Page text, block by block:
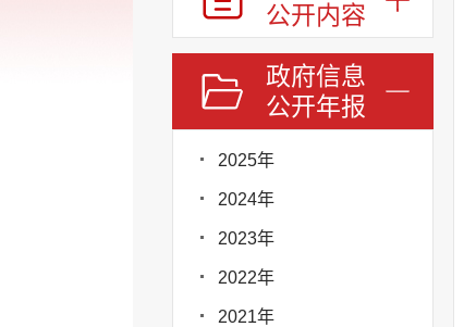
公开内容
政府信息
公开年报
2025年
2024年
2023年
2022年
2021年